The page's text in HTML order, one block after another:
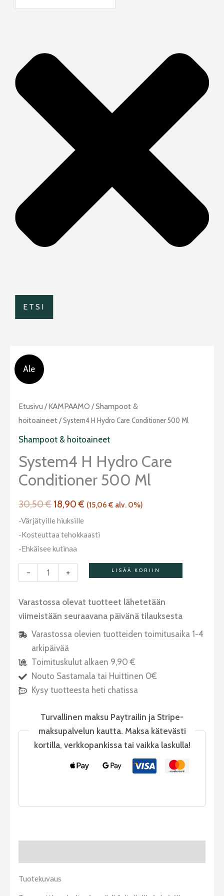
Ale
Etusivu / KAMPAAMO /Shampoot &
hoitoaineet/ System4 H Hydro Care Conditioner 500 Ml
Shampoot & hoitoaineet
System4 H Hydro Care
Conditioner 500 Ml
30,50€
Alkuperäinen
hinta
oli:
18,90€
Nykyinen
hinta
on:
(15,06€ alv. 0%)
-Värjätyille hiuksille
-Kosteuttaa tehokkaasti
-Ehkäisee kutinaa
-
System4
H
Hydro
Conditioner
500
määrä
+ LISÄÄ KORIIN
Varastossa olevat tuotteet lähetetään
viimeistään seuraavana päivänä tilauksesta
Varastossa olevien tuotteiden toimitusaika 1-4
arkipäivää
Toimituskulut alkaen 9,90 €
Nouto Sastamala tai Huittinen 0€
Kysy tuotteesta heti chatissa
Turvallinen maksu Paytrailin ja Stripe-
maksupalvelun kautta. Maksa kätevästi
kortilla, verkkopankissa tai vaikka laskulla!
Tuotekuvaus
ETSI